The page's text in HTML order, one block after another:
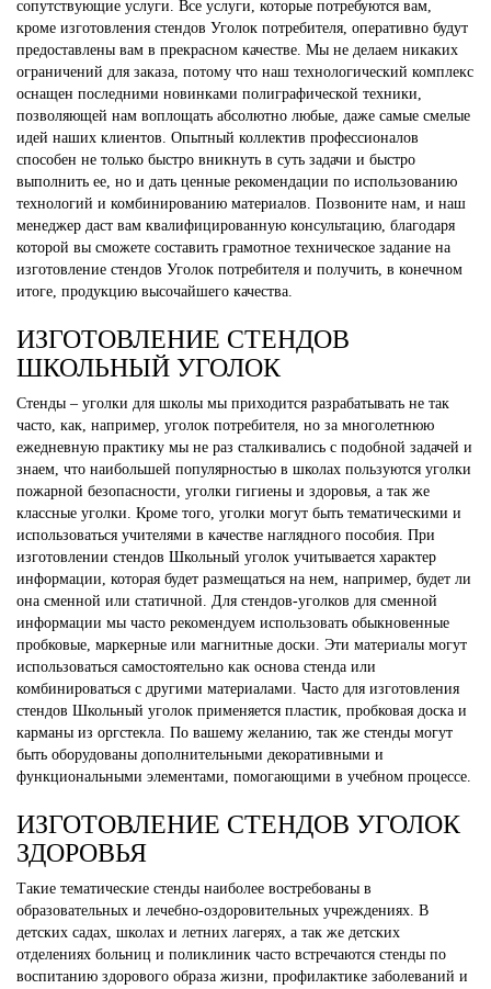
сопутствующие услуги. Все услуги, которые потребуются вам,
кроме изготовления стендов Уголок потребителя, оперативно будут
предоставлены вам в прекрасном качестве. Мы не делаем никаких
ограничений для заказа, потому что наш технологический комплекс
оснащен последними новинками полиграфической техники,
позволяющей нам воплощать абсолютно любые, даже самые смелые
идей наших клиентов. Опытный коллектив профессионалов
способен не только быстро вникнуть в суть задачи и быстро
выполнить ее, но и дать ценные рекомендации по использованию
технологий и комбинированию материалов. Позвоните нам, и наш
менеджер даст вам квалифицированную консультацию, благодаря
которой вы сможете составить грамотное техническое задание на
изготовление стендов Уголок потребителя и получить, в конечном
итоге, продукцию высочайшего качества.
ИЗГОТОВЛЕНИЕ СТЕНДОВ
ШКОЛЬНЫЙ УГОЛОК
Стенды – уголки для школы мы приходится разрабатывать не так
часто, как, например, уголок потребителя, но за многолетнюю
ежедневную практику мы не раз сталкивались с подобной задачей и
знаем, что наибольшей популярностью в школах пользуются уголки
пожарной безопасности, уголки гигиены и здоровья, а так же
классные уголки. Кроме того, уголки могут быть тематическими и
использоваться учителями в качестве наглядного пособия. При
изготовлении стендов Школьный уголок учитывается характер
информации, которая будет размещаться на нем, например, будет ли
она сменной или статичной. Для стендов-уголков для сменной
информации мы часто рекомендуем использовать обыкновенные
пробковые, маркерные или магнитные доски. Эти материалы могут
использоваться самостоятельно как основа стенда или
комбинироваться с другими материалами. Часто для изготовления
стендов Школьный уголок применяется пластик, пробковая доска и
карманы из оргстекла. По вашему желанию, так же стенды могут
быть оборудованы дополнительными декоративными и
функциональными элементами, помогающими в учебном процессе.
ИЗГОТОВЛЕНИЕ СТЕНДОВ УГОЛОК
ЗДОРОВЬЯ
Такие тематические стенды наиболее востребованы в
образовательных и лечебно-оздоровительных учреждениях. В
детских садах, школах и летних лагерях, а так же детских
отделениях больниц и поликлиник часто встречаются стенды по
воспитанию здорового образа жизни, профилактике заболеваний и